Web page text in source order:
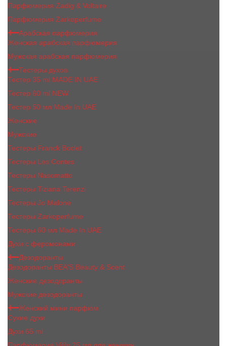
Парфюмерия Zadig & Voltaire
Парфюмерия Zarkoperfume
Арабская парфюмерия
Женская арабская парфюмерия
Мужская арабская парфюмерия
Тестеры духов
Тестер 35 ml MADE IN UAE
Тестер 60 ml NEW
Тестер 50 мл Made In UAE
Женские
Мужские
Тестеры Franck Boclet
Тестеры Les Contes
Тестеры Nasomatto
Тестеры Tiziana Terenzi
Тестеры Jо Malоnе
Тестеры Zarkoperfume
Тестеры 60 мл Made In UAE
Духи с феромонами
Дезодоранты
Дезодоранты BEA'S Beauty & Scent
Женские дезодоранты
Мужские дезодоранты
Женский мини парфюм
Сухие духи
Духи 65 ml